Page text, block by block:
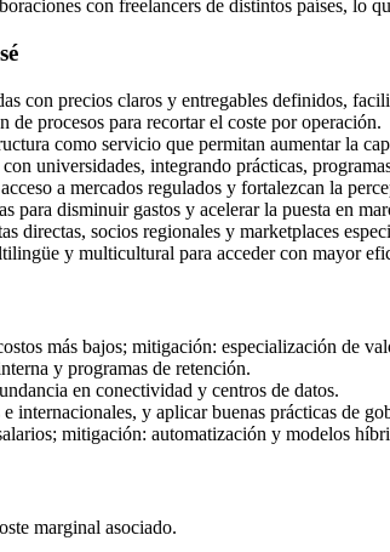
con freelancers de distintos países, lo
con precios claros y entregables definidos,
procesos para recortar el coste por operación.
como servicio que permitan aumentar la
universidades, integrando prácticas,
a mercados regulados y fortalezcan la
para disminuir gastos y acelerar la puesta en
directas, socios regionales y marketplaces
y multicultural para acceder con mayor
más bajos; mitigación: especialización de
y programas de retención.
en conectividad y centros de datos.
internacionales, y aplicar buenas prácticas de
mitigación: automatización y modelos
marginal asociado.